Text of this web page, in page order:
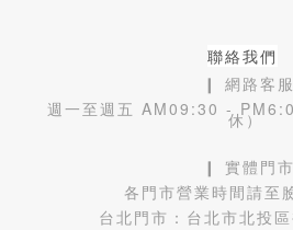
聯絡我們
❙ 網路客服
週一至週五 AM09:30 - 休）
❙ 實體門市
各門市營業時間請至
台北門市： 台北市北投